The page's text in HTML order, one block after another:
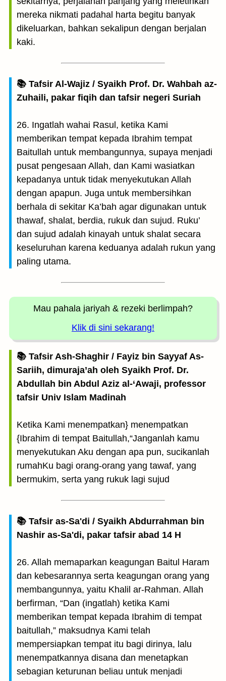
mereka nikmati padahal harta begitu banyak
dikeluarkan, bahkan sekalipun dengan berjalan
kaki.
📚 Tafsir Al-Wajiz / Syaikh Prof. Dr. Wahbah az-
Zuhaili, pakar fiqih dan tafsir negeri Suriah
26. Ingatlah wahai Rasul, ketika Kami
memberikan tempat kepada Ibrahim tempat
Baitullah untuk membangunnya, supaya menjadi
pusat pengesaan Allah, dan Kami wasiatkan
kepadanya untuk tidak menyekutukan Allah
dengan apapun. Juga untuk membersihkan
berhala di sekitar Ka’bah agar digunakan untuk
thawaf, shalat, berdia, rukuk dan sujud. Ruku’
dan sujud adalah kinayah untuk shalat secara
keseluruhan karena keduanya adalah rukun yang
paling utama.
Mau pahala jariyah & rezeki berlimpah?
Klik di sini sekarang!
📚 Tafsir Ash-Shaghir / Fayiz bin Sayyaf As-
Sariih, dimuraja’ah oleh Syaikh Prof. Dr.
Abdullah bin Abdul Aziz al-‘Awaji, professor
tafsir Univ Islam Madinah
Ketika Kami menempatkan} menempatkan
{Ibrahim di tempat Baitullah,“Janganlah kamu
menyekutukan Aku dengan apa pun, sucikanlah
rumahKu bagi orang-orang yang tawaf, yang
bermukim, serta yang rukuk lagi sujud
📚 Tafsir as-Sa'di / Syaikh Abdurrahman bin
Nashir as-Sa'di, pakar tafsir abad 14 H
26. Allah memaparkan keagungan Baitul Haram
dan kebesarannya serta keagungan orang yang
membangunnya, yaitu Khalil ar-Rahman. Allah
berfirman, “Dan (ingatlah) ketika Kami
memberikan tempat kepada Ibrahim di tempat
baitullah,” maksudnya Kami telah
mempersiapkan tempat itu bagi dirinya, lalu
menempatkannya disana dan menetapkan
sebagian keturunan beliau untuk menjadi